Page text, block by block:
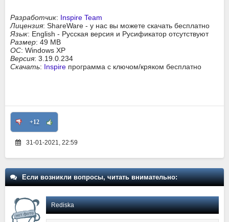
Разработчик: Inspire Team
Лицензия: ShareWare - у нас вы можете скачать бесплатно
Язык: English - Русская версия и Русификатор отсутствуют
Размер: 49 MB
ОС: Windows XP
Версия: 3.19.0.234
Скачать: Inspire программа с ключом/кряком бесплатно
+12
31-01-2021, 22:59
Если возникли вопросы, читать внимательно:
Rediska